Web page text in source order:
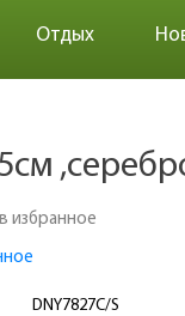
Отдых
избранное
DNY7827C/S